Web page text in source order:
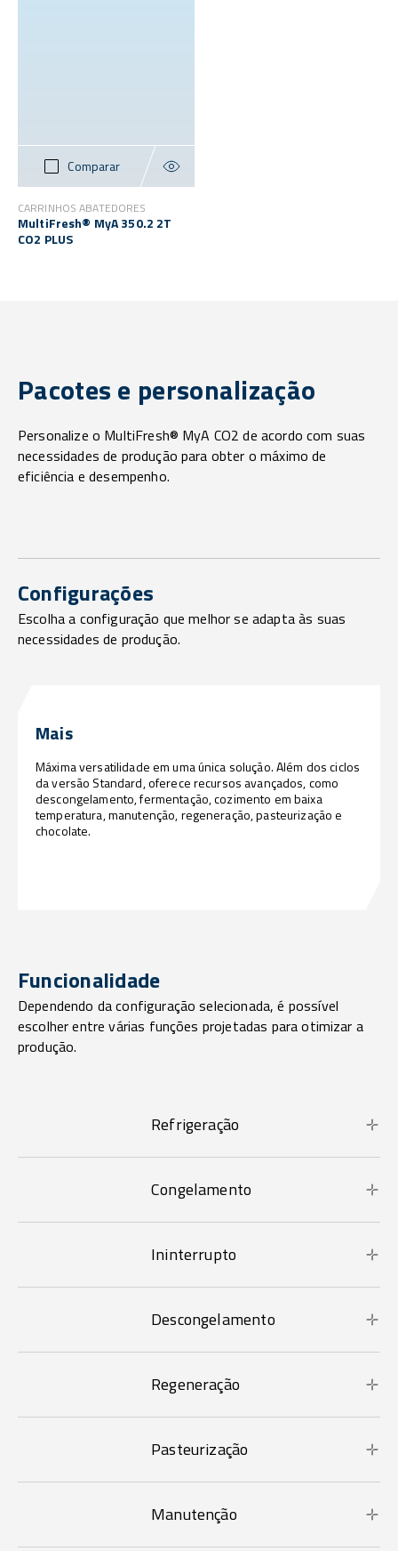
Comparar
CARRINHOS ABATEDORES
MultiFresh® MyA 350.2 2T
CO2 PLUS
Pacotes e personalização
Personalize o MultiFresh® MyA CO2 de acordo com suas
necessidades de produção para obter o máximo de
eficiência e desempenho.
Configurações
Escolha a configuração que melhor se adapta às suas
necessidades de produção.
Mais
Máxima versatilidade em uma única solução. Além dos ciclos
da versão Standard, oferece recursos avançados, como
descongelamento, fermentação, cozimento em baixa
temperatura, manutenção, regeneração, pasteurização e
chocolate.
Funcionalidade
Dependendo da configuração selecionada, é possível
escolher entre várias funções projetadas para otimizar a
produção.
Refrigeração
Congelamento
Ininterrupto
Descongelamento
Regeneração
Pasteurização
Manutenção